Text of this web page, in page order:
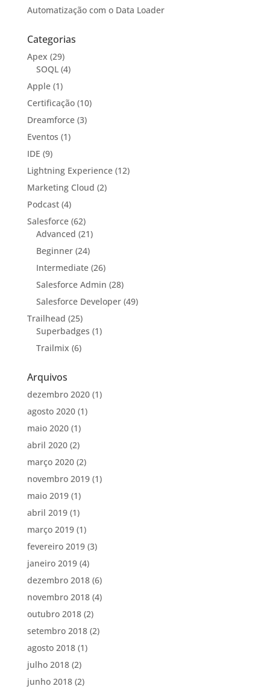
Automatização com o Data Loader
Categorias
Apex (29)
SOQL(4)
Apple(1)
Certificação(10)
Dreamforce(3)
Eventos (1)
IDE (9)
Lightning Experience(12)
Marketing Cloud (2)
Podcast(4)
Salesforce(62)
Advanced (21)
Beginner(24)
Intermediate(26)
Salesforce Admin (28)
Salesforce Developer(49)
Trailhead (25)
Superbadges (1)
Trailmix (6)
Arquivos
dezembro 2020(1)
agosto 2020(1)
maio 2020(1)
abril 2020(2)
março 2020(2)
novembro 2019(1)
maio 2019(1)
abril 2019(1)
março 2019(1)
fevereiro 2019(3)
janeiro 2019(4)
dezembro 2018(6)
novembro 2018(4)
outubro 2018(2)
setembro 2018(2)
agosto 2018(1)
julho 2018(2)
junho 2018(2)